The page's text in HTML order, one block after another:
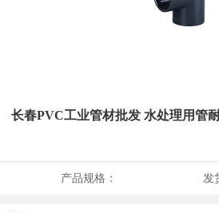
长春PVC工业管材批发 水处理用管
产品规格： 发